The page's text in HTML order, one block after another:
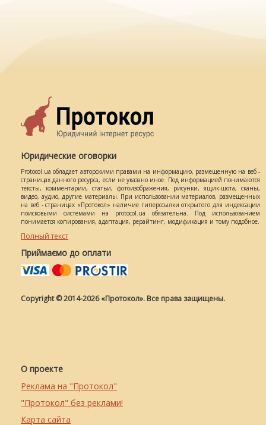
Юридические оговорки
Protocol.ua обладает авторскими правами на информацию, размещенную на веб -
страницах данного ресурса, если не указано иное. Под информацией понимаются
тексты, комментарии, статьи, фотоизображения, рисунки, ящик-шота, сканы,
видео, аудио, другие материалы. При использовании материалов, размещенных
на веб - страницах «Протокол» наличие гиперссылки открытого для индексации
поисковыми системами на protocol.ua обязательна. Под использованием
понимается копирования, адаптация, рерайтинг, модификация и тому подобное.
Полный текст
Приймаємо до оплати
Copyright © 2014-2026 «Протокол». Все права защищены.
О проекте
Реклама на "Протокол"
"Протокол" без реклами!
Карта сайта